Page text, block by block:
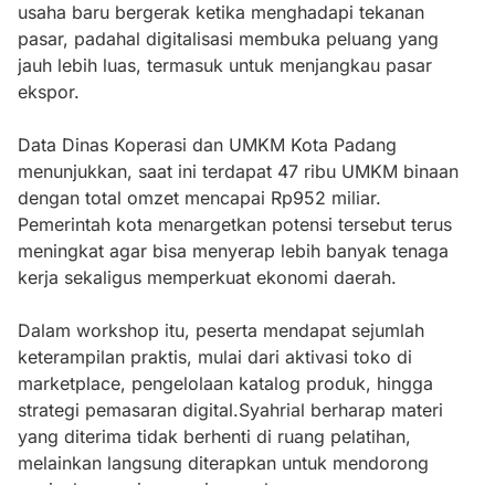
usaha baru bergerak ketika menghadapi tekanan
pasar, padahal digitalisasi membuka peluang yang
jauh lebih luas, termasuk untuk menjangkau pasar
ekspor.
Data Dinas Koperasi dan UMKM Kota Padang
menunjukkan, saat ini terdapat 47 ribu UMKM binaan
dengan total omzet mencapai Rp952 miliar.
Pemerintah kota menargetkan potensi tersebut terus
meningkat agar bisa menyerap lebih banyak tenaga
kerja sekaligus memperkuat ekonomi daerah.
Dalam workshop itu, peserta mendapat sejumlah
keterampilan praktis, mulai dari aktivasi toko di
marketplace, pengelolaan katalog produk, hingga
strategi pemasaran digital.Syahrial berharap materi
yang diterima tidak berhenti di ruang pelatihan,
melainkan langsung diterapkan untuk mendorong